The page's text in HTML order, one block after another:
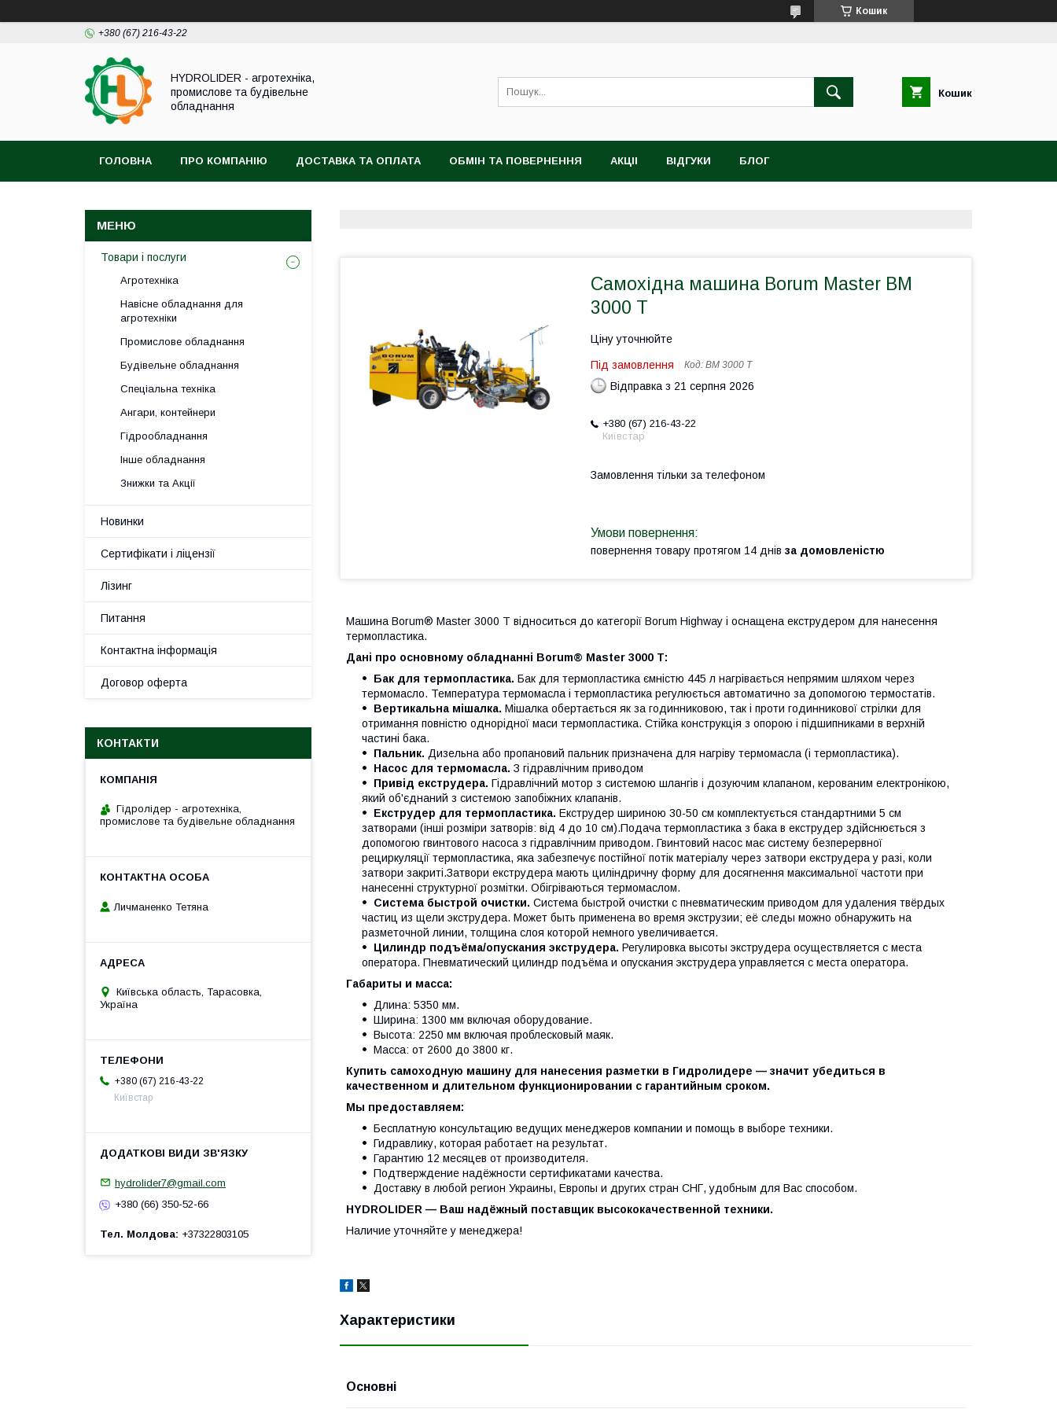
Кошик
+380 (67) 216-43-22
HYDROLIDER - агротехніка,
промислове та будівельне
обладнання
Кошик
ГОЛОВНА ПРО КОМПАНІЮ ДОСТАВКА ТА ОПЛАТА ОБМІН ТА ПОВЕРНЕННЯ АКЦІІ ВІДГУКИ БЛОГ
Самохідна машина Borum Master BM
3000 Т
Ціну уточнюйте
Під замовлення Код: BM 3000 Т
Відправка з 21 серпня 2026
+380 (67) 216-43-22
Київстар
Замовлення тільки за телефоном
повернення товару протягом 14 днів за домовленістю
Машина Borum® Master 3000 Т відноситься до категорії Borum Highway і оснащена екструдером для нанесення
термопластика.
Дані про основному обладнанні Borum® Master 3000 Т:
Бак для термопластика. Бак для термопластика ємністю 445 л нагрівається непрямим шляхом через
термомасло. Температура термомасла і термопластика регулюється автоматично за допомогою термостатів.
Вертикальна мішалка. Мішалка обертається як за годинниковою, так і проти годинникової стрілки для
отримання повністю однорідної маси термопластика. Стійка конструкція з опорою і підшипниками в верхній
частині бака.
Пальник. Дизельна або пропановий пальник призначена для нагріву термомасла (і термопластика).
Насос для термомасла. З гідравлічним приводом
Привід екструдера. Гідравлічний мотор з системою шлангів і дозуючим клапаном, керованим електронікою,
який об'єднаний з системою запобіжних клапанів.
Екструдер для термопластика. Екструдер шириною 30-50 см комплектується стандартними 5 см
затворами (інші розміри затворів: від 4 до 10 см).Подача термопластика з бака в екструдер здійснюється з
допомогою гвинтового насоса з гідравлічним приводом. Гвинтовий насос має систему безперервної
рециркуляції термопластика, яка забезпечує постійної потік матеріалу через затвори екструдера у разі, коли
затвори закриті.Затвори екструдера мають циліндричну форму для досягнення максимальної частоти при
нанесенні структурної розмітки. Обігріваються термомаслом.
Система быстрой очистки. Система быстрой очистки с пневматическим приводом для удаления твёрдых
частиц из щели экструдера. Может быть применена во время экструзии; её следы можно обнаружить на
разметочной линии, толщина слоя которой немного увеличивается.
Цилиндр подъёма/опускания экструдера. Регулировка высоты экструдера осуществляется с места
оператора. Пневматический цилиндр подъёма и опускания экструдера управляется с места оператора.
Габариты и масса:
Длина: 5350 мм.
Ширина: 1300 мм включая оборудование.
Высота: 2250 мм включая проблесковый маяк.
Масса: от 2600 до 3800 кг.
Купить самоходную машину для нанесения разметки в Гидролидере — значит убедиться в
качественном и длительном функционировании с гарантийным сроком.
Мы предоставляем:
Бесплатную консультацию ведущих менеджеров компании и помощь в выборе техники.
Гидравлику, которая работает на результат.
Гарантию 12 месяцев от производителя.
Подтверждение надёжности сертификатами качества.
Доставку в любой регион Украины, Европы и других стран СНГ, удобным для Вас способом.
HYDROLIDER — Ваш надёжный поставщик высококачественной техники.
Наличие уточняйте у менеджера!
Характеристики
Основні
Товари і послуги
Агротехніка
Навісне обладнання для
агротехніки
Промислове обладнання
Будівельне обладнання
Спеціальна техніка
Ангари, контейнери
Гідрообладнання
Інше обладнання
Знижки та Акції
Новинки
Сертифікати і ліцензії
Лізинг
Питання
Контактна інформація
Договор оферта
КОНТАКТИ
Гідролідер - агротехніка,
промислове та будівельне обладнання
Личманенко Тетяна
Київська область, Тарасовка,
Україна
+380 (67) 216-43-22
Київстар
hydrolider7@gmail.com
+380 (66) 350-52-66
Тел. Молдова +37322803105